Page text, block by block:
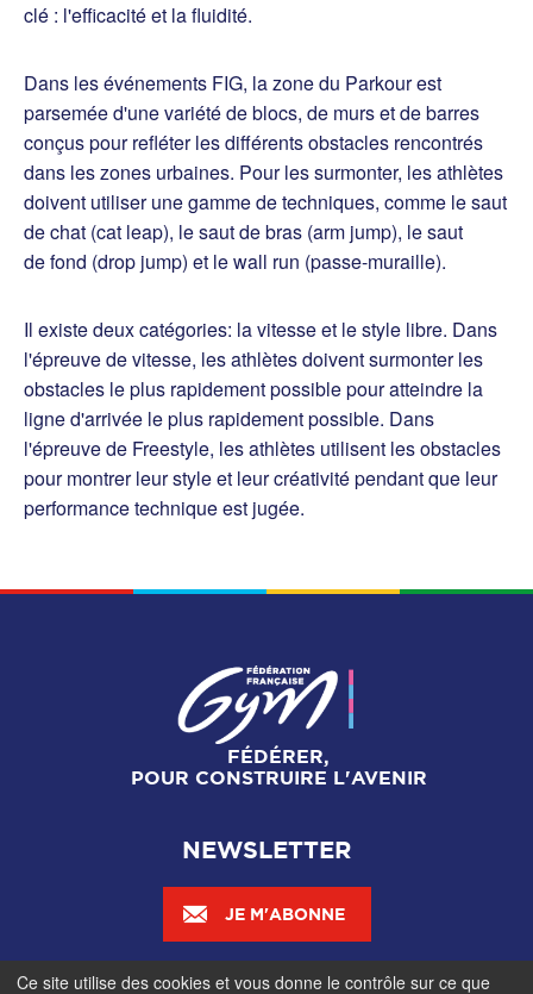
clé : l'efficacité et la fluidité.
Dans les événements FIG, la zone du Parkour est
parsemée d'une variété de blocs, de murs et de barres
conçus pour refléter les différents obstacles rencontrés
dans les zones urbaines. Pour les surmonter, les athlètes
doivent utiliser une gamme de techniques, comme le saut
de chat (cat leap), le saut de bras (arm jump), le saut
de fond (drop jump) et le wall run (passe-muraille).
Il existe deux catégories: la vitesse et le style libre. Dans
l'épreuve de vitesse, les athlètes doivent surmonter les
obstacles le plus rapidement possible pour atteindre la
ligne d'arrivée le plus rapidement possible. Dans
l'épreuve de Freestyle, les athlètes utilisent les obstacles
pour montrer leur style et leur créativité pendant que leur
performance technique est jugée.
FÉDÉRER,
POUR CONSTRUIRE L'AVENIR
NEWSLETTER
JE M'ABONNE
Ce site utilise des cookies et vous donne le contrôle sur ce que